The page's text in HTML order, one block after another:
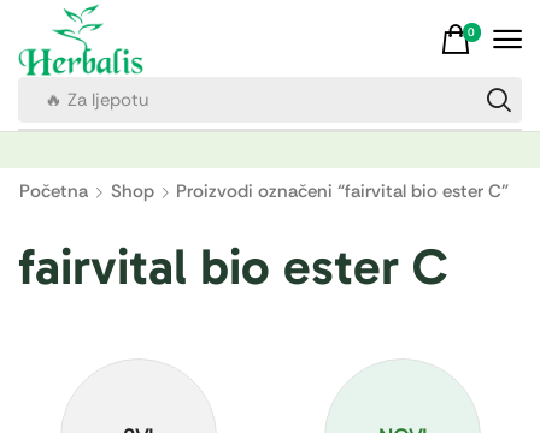
🔥 Za ljepotu
0
Početna Shop Proizvodi označeni “fairvital bio ester C”
fairvital bio ester C